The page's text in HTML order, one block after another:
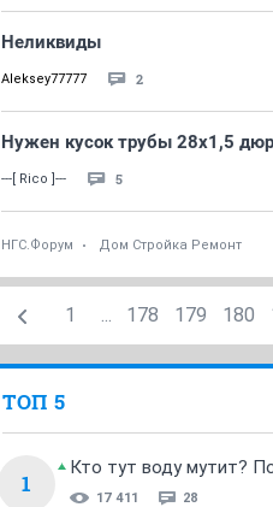
Неликвиды
Aleksey77777 2
Нужен кусок трубы 28х1,5
---[ Rico ]--- 5
НГС.Форум Дом Стройка Ремонт
1 ... 178 179 180
ТОП 5
1
Кто тут воду мутит?
17 411 28